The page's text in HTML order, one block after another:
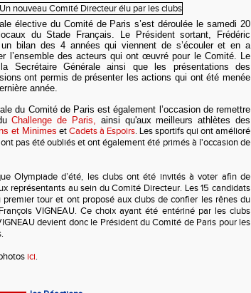
élective du Comité de Paris s’est déroulée le samedi 20
du Stade Français. Le Président sortant, Frédéric
bilan des 4 années qui viennent de s’écouler et en a
l’ensemble des acteurs qui ont œuvré pour le Comité. Le
Secrétaire Générale ainsi que les présentations des
ont permis de présenter les actions qui ont été menée
année.
du Comité de Paris est également l’occasion de remettre
Challenge de Paris, ainsi qu'aux meilleursathlètes des
et Minimes etCadets à Espoirs. Les sportifs qui ont amélioré
pas été oubliés etont également été primésà l'occasion de
Olympiade d’été, les clubs ont été invités à voter afin de
représentants au sein du Comité Directeur. Les 15 candidats
tour et ont proposé aux clubs de confier les rênes du
VIGNEAU. Ce choix ayant été entériné par les clubs
devient donc le Président du Comité de Paris pour les
ici.